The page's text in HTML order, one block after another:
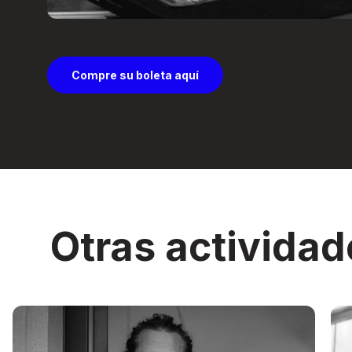
Compre su boleta aquí
Otras